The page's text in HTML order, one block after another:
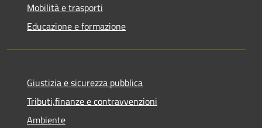
Mobilità e trasporti
Educazione e formazione
Giustizia e sicurezza pubblica
Tributi,finanze e contravvenzioni
Ambiente